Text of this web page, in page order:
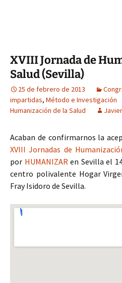
XVIII Jornada de
Salud (Sevilla)
25 de febrero de 2013
impartidas, Método e Investigación
Humanización de la Salud
Acaban de confirmarnos la
XVIII Jornadas de
por HUMANIZARen Sevilla el
centro polivalente Hogar
Fray Isidoro de Sevilla.